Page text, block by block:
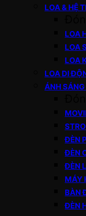
LOA & HỆ
LOA
LOA
LOA
LOA DI
ÁNH
ĐÈN
ĐÈN
ĐÈN
MÁY
BÀN
ĐÈN